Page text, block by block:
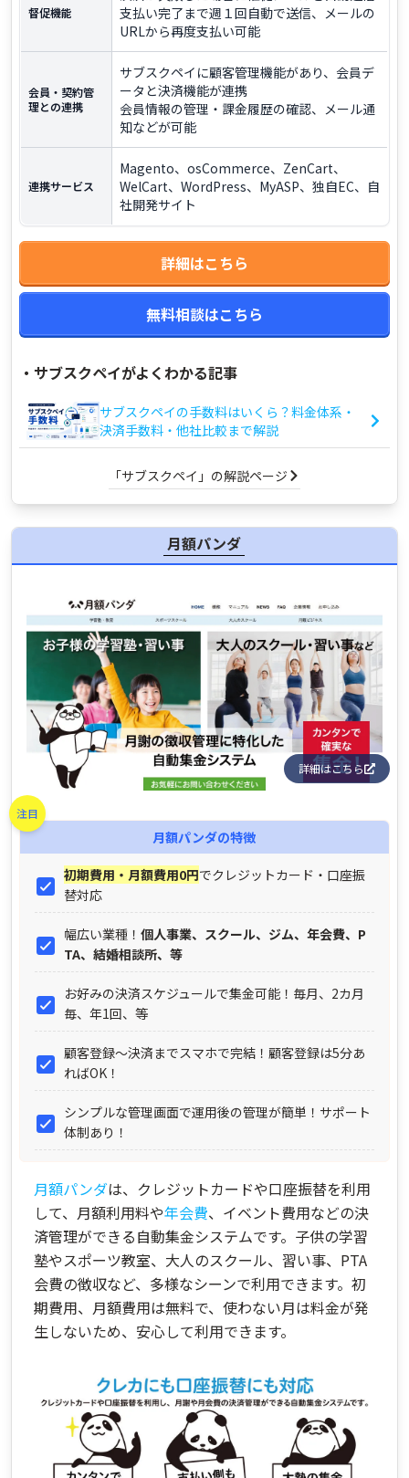
督促機能
支払い完了まで週１回自動で送信、メールの
URLから再度支払い可能
会員・契約管
理との連携
サブスクペイに顧客管理機能があり、会員デ
ータと決済機能が連携
会員情報の管理・課金履歴の確認、メール通
知などが可能
連携サービス
Magento、osCommerce、ZenCart、
WelCart、WordPress、MyASP、独自EC、自
社開発サイト
詳細はこちら
無料相談はこちら
・ サブスクペイがよくわかる記事
サブスクペイの手数料はいくら？料金体系・
決済手数料・他社比較まで解説
「サブスクペイ」の解説ページ
月額パンダ
詳細はこちら
注目
月額パンダの特徴
初期費用・月額費用0円でクレジットカード・口座振
替対応
幅広い業種！ 個人事業、スクール、ジム、年会費、P
TA、結婚相談所、等
お好みの決済スケジュールで集金可能！毎月、2カ月
毎、年1回、等
顧客登録～決済までスマホで完結！顧客登録は5分あ
ればOK！
シンプルな管理画面で運用後の管理が簡単！サポート
体制あり！
月額パンダは、クレジットカードや口座振替を利用
して、月額利用料や年会費、イベント費用などの決
済管理ができる自動集金システムです。子供の学習
塾やスポーツ教室、大人のスクール、習い事、PTA
会費の徴収など、多様なシーンで利用できます。初
期費用、月額費用は無料で、使わない月は料金が発
生しないため、安心して利用できます。